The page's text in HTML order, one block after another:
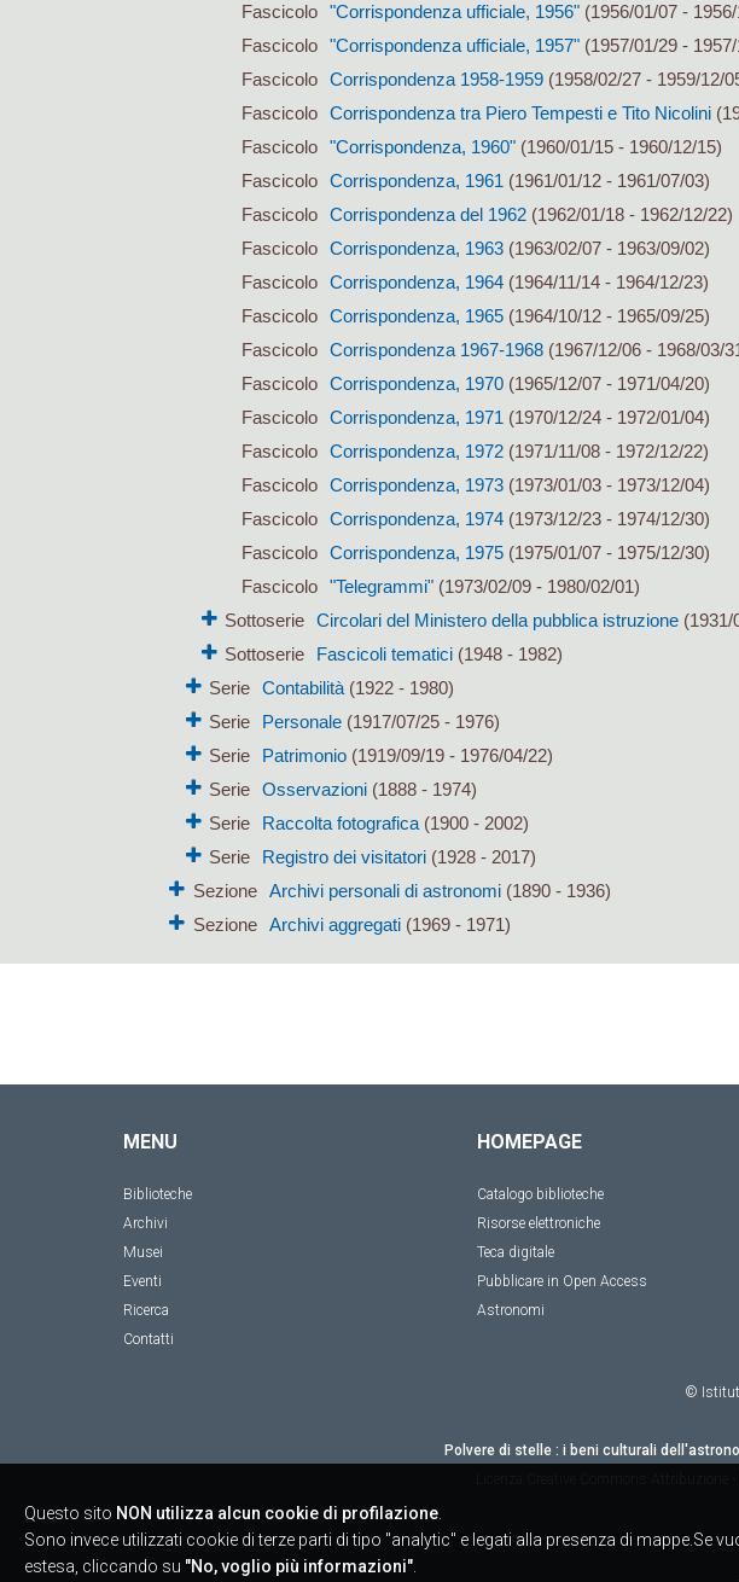
Fascicolo
"Corrispondenza ufficiale, 1956"(1956/01/07 - 1956/
Fascicolo
"Corrispondenza ufficiale, 1957"(1957/01/29 - 1957/
Fascicolo
Corrispondenza 1958-1959(1958/02/27 - 1959/12/
Fascicolo
Corrispondenza tra Piero Tempesti e Tito Nicolini
Fascicolo
"Corrispondenza, 1960"(1960/01/15 - 1960/12/15)
Fascicolo
Corrispondenza, 1961 (1961/01/12 - 1961/07/03)
Fascicolo
Corrispondenza del 1962(1962/01/18 - 1962/12/22)
Fascicolo
Corrispondenza, 1963(1963/02/07 - 1963/09/02)
Fascicolo
Corrispondenza, 1964(1964/11/14 - 1964/12/23)
Fascicolo
Corrispondenza, 1965(1964/10/12 - 1965/09/25)
Fascicolo
Corrispondenza 1967-1968(1967/12/06 - 1968/03/
Fascicolo
Corrispondenza, 1970(1965/12/07 - 1971/04/20)
Fascicolo
Corrispondenza, 1971 (1970/12/24 - 1972/01/04)
Fascicolo
Corrispondenza, 1972(1971/11/08 - 1972/12/22)
Fascicolo
Corrispondenza, 1973(1973/01/03 - 1973/12/04)
Fascicolo
Corrispondenza, 1974(1973/12/23 - 1974/12/30)
Fascicolo
Corrispondenza, 1975(1975/01/07 - 1975/12/30)
Fascicolo
"Telegrammi"(1973/02/09 - 1980/02/01)
Sottoserie
Circolari del Ministero della pubblica istruzione (1931/
Sottoserie
Fascicoli tematici (1948 - 1982)
Serie Contabilità(1922 - 1980)
Serie
Personale(1917/07/25 - 1976)
Serie
Patrimonio(1919/09/19 - 1976/04/22)
Serie Osservazioni(1888 - 1974)
Serie
Raccolta fotografica(1900 - 2002)
Serie
Registro dei visitatori(1928 - 2017)
Sezione
Archivi personali di astronomi(1890 - 1936)
Sezione
Archivi aggregati(1969 - 1971)
MENU
Biblioteche
Archivi
Musei
Eventi
Ricerca
Contatti
HOMEPAGE
Catalogo biblioteche
Risorse elettroniche
Teca digitale
Pubblicare in Open Access
Astronomi
©
Polvere di stelle : i beni culturali
Questo sito NON utilizza alcun cookie di profilazione
Sono invece utilizzati cookie di terze parti di tipo "analytic" e legati alla presenza di mappe.Se
estesa, cliccando su "No, voglio più informazioni"